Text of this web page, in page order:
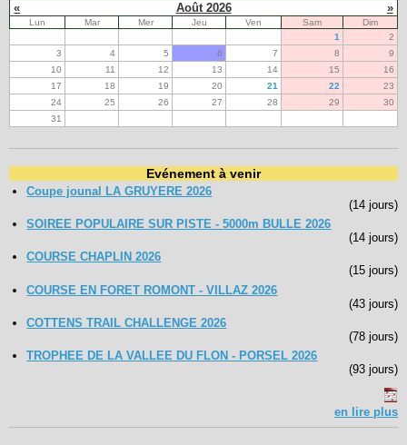
« Août 2026 »
Lun Mar Mer Jeu Ven Sam
Dim
1
2
3
4 5 6 7 8
9
10
11 12 13 14 15
16
17
18 19 20 21 22
23
24
25 26 27 28 29
30
31
Evénement à venir
Coupe jounal LA GRUYERE 2026
(14 jours)
SOIREE POPULAIRE SUR PISTE - 5000m BULLE 2026
(14 jours)
COURSE CHAPLIN 2026
(15 jours)
COURSE EN FORET ROMONT - VILLAZ 2026
(43 jours)
COTTENS TRAIL CHALLENGE 2026
(78 jours)
TROPHEE DE LA VALLEE DU FLON - PORSEL 2026
(93 jours)
en lire plus